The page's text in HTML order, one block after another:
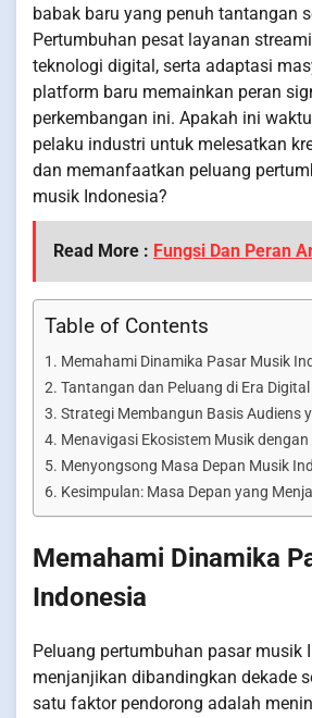
babak baru yang penuh tantangan
Pertumbuhan pesat layanan
teknologi digital, serta adaptasi
platform baru memainkan peran
perkembangan ini. Apakah ini
pelaku industri untuk melesatkan
dan memanfaatkan peluang
musik Indonesia?
Read More : Fungsi Dan Peran
Table of Contents
Memahami Dinamika Pasar Musik
Tantangan dan Peluang di Era Digital
Strategi Membangun Basis Audiens
Menavigasi Ekosistem Musik dengan
Menyongsong Masa Depan Musik
Kesimpulan: Masa Depan yang
Memahami Dinamika
Indonesia
Peluang pertumbuhan pasar musik
menjanjikan dibandingkan dekade
satu faktor pendorong adalah